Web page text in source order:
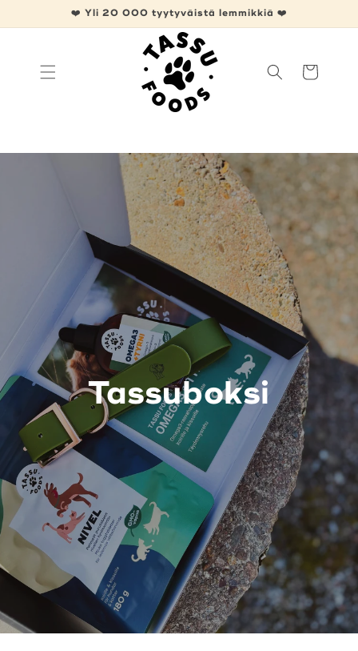
sisältöön
❤️ Yli 20 000 tyytyväistä lemmikkiä ❤️
Ostoskori
Tassuboksi